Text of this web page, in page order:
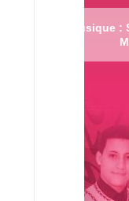
Musique :